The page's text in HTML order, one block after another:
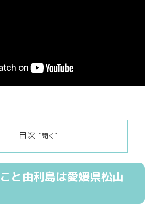
目次
と由利島は愛媛県松山